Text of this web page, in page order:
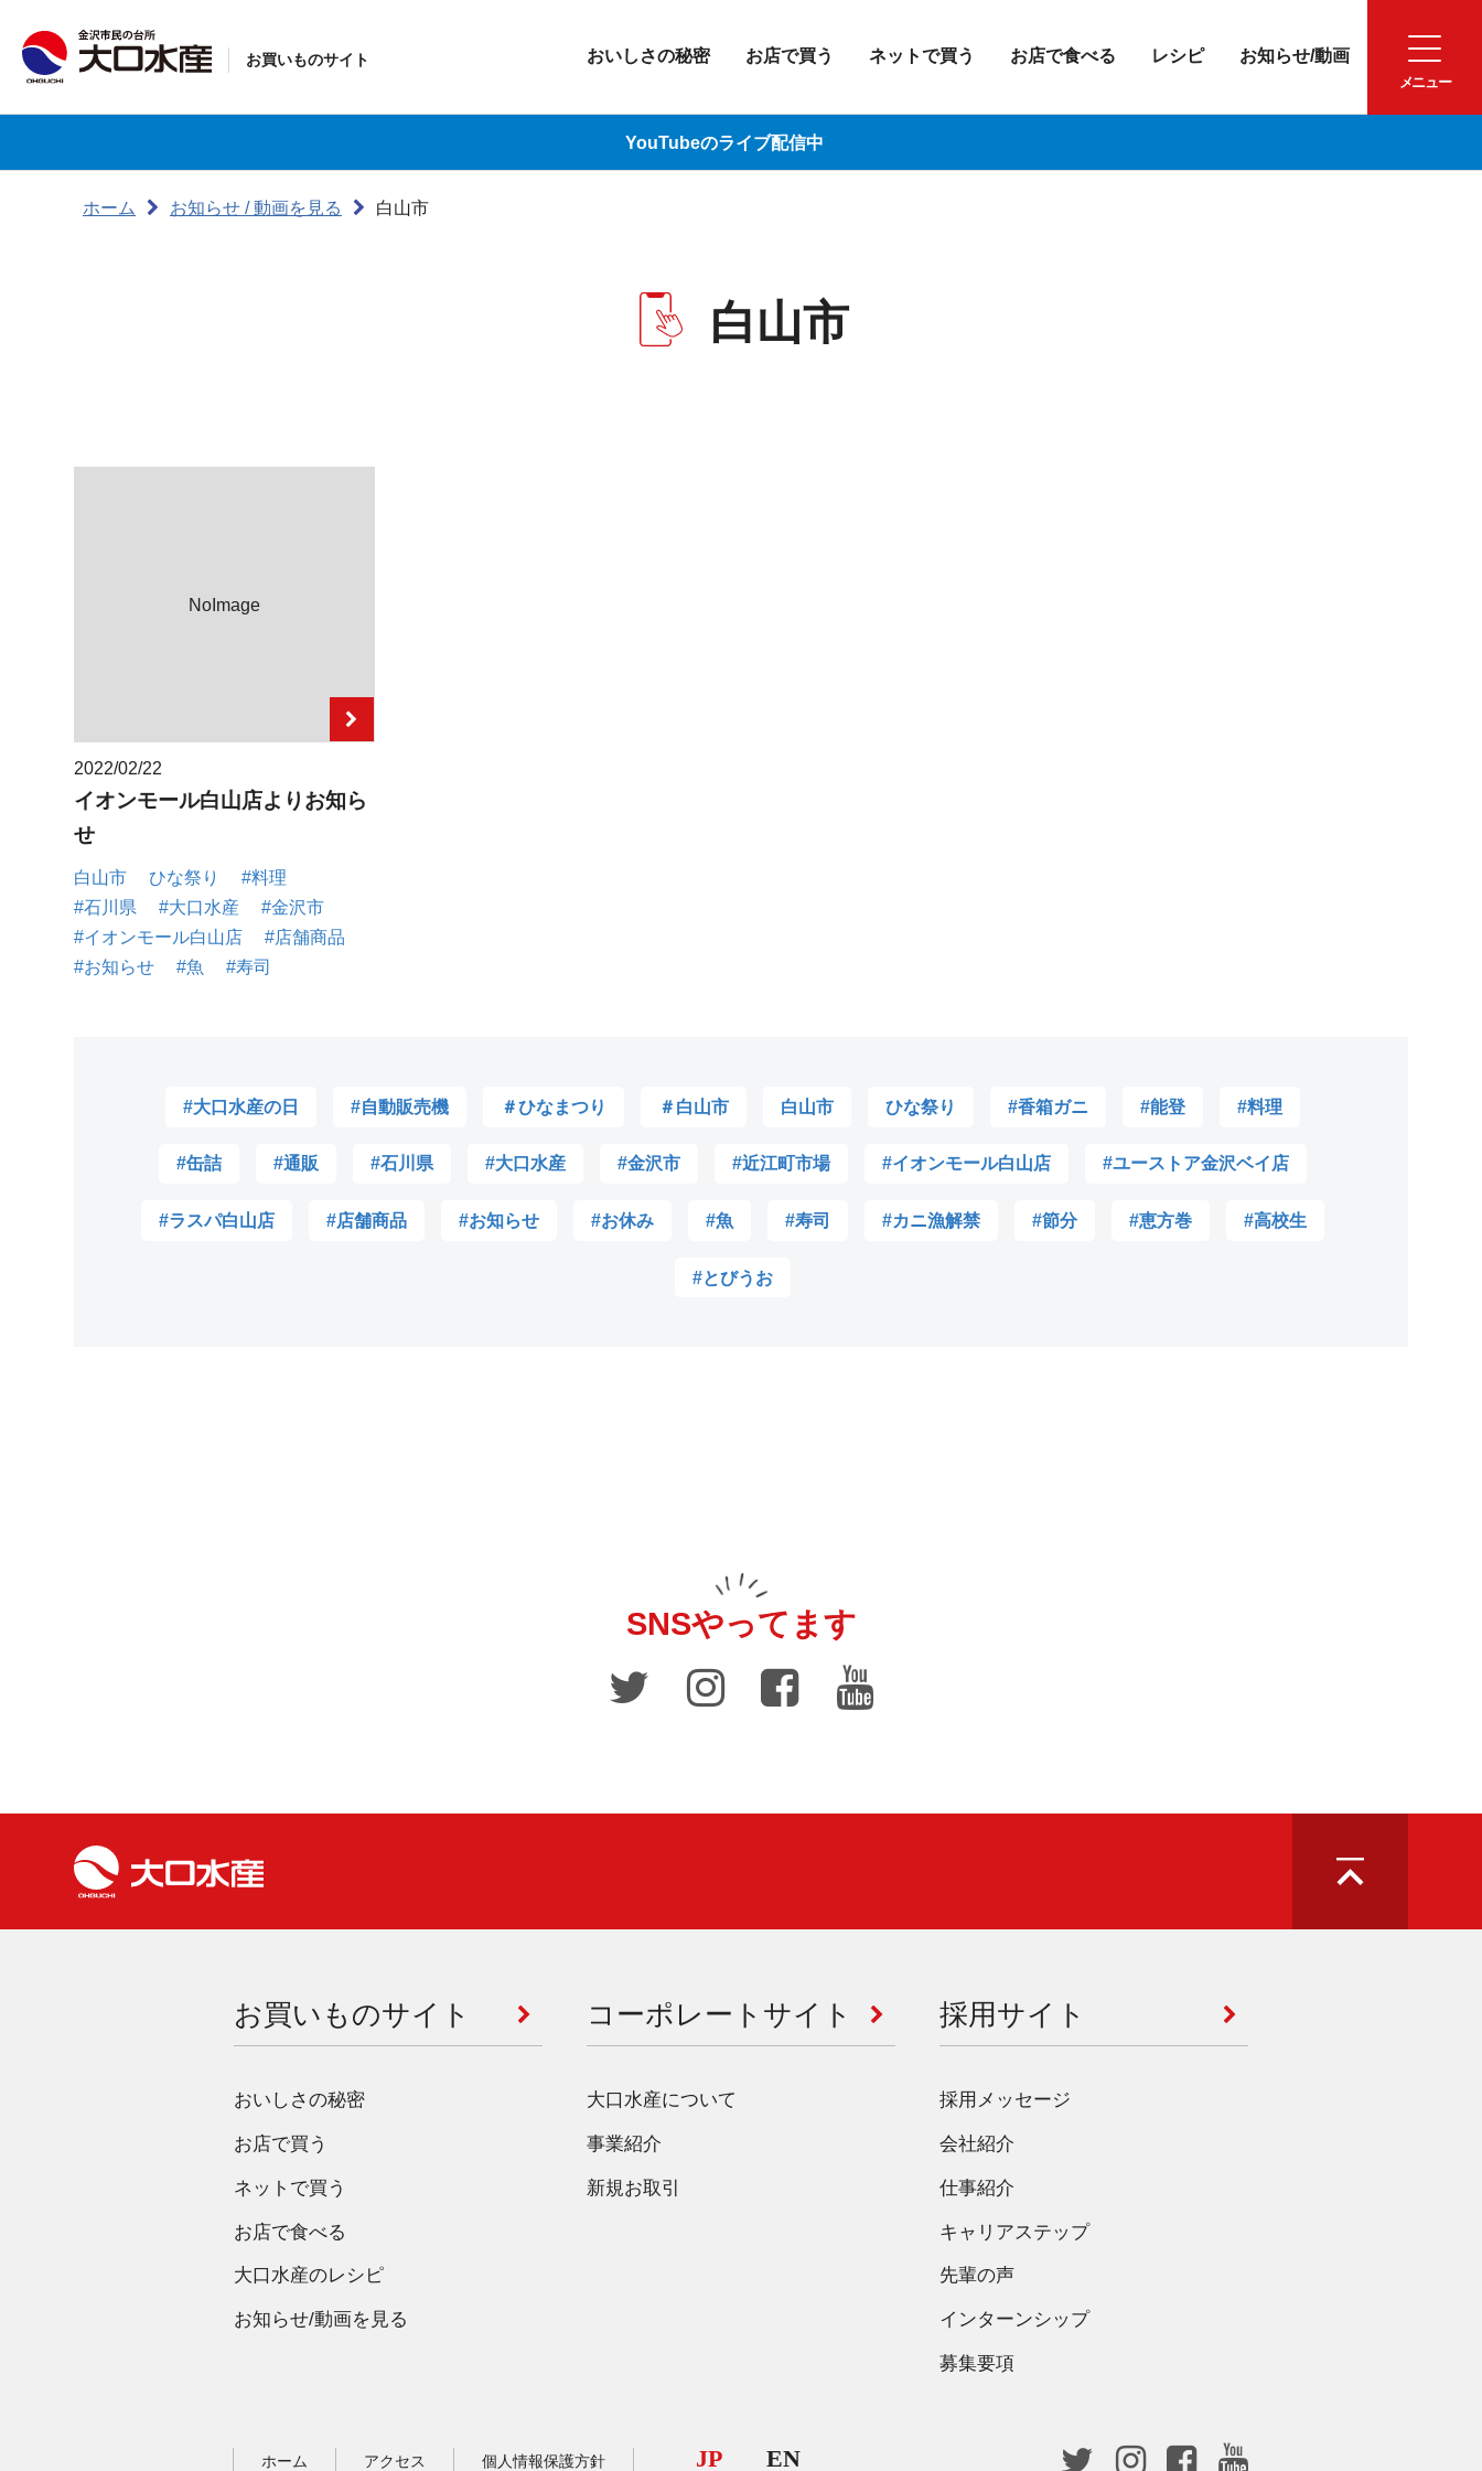
お買いものサイト おいしさの秘密 お店で買う ネットで買う お店で食べる レシピ お知らせ/動画
YouTubeのライブ配信中
ホーム お知らせ / 動画を見る 白山市
白山市
NoImage
2022/02/22
イオンモール白山店よりお知ら
せ
白山市 ひな祭り
#料理
#石川県
#大口水産
#金沢市
#イオンモール白山店
#店舗商品
#お知らせ
#魚 #寿司
#大口水産の日 #自動販売機 ＃ひなまつり ＃白山市 白山市 ひな祭り #香箱ガニ #能登 #料理
#缶詰 #通販 #石川県 #大口水産 #金沢市 #近江町市場 #イオンモール白山店 #ユーストア金沢ベイ店
#ラスパ白山店 #店舗商品 #お知らせ #お休み #魚 #寿司 #カニ漁解禁 #節分 #恵方巻 #高校生
#とびうお
SNSやってます
お買いものサイト
おいしさの秘密
お店で買う
ネットで買う
お店で食べる
大口水産のレシピ
お知らせ/動画を見る
コーポレートサイト
大口水産について
事業紹介
新規お取引
採用サイト
採用メッセージ
会社紹介
仕事紹介
キャリアステップ
先輩の声
インターンシップ
募集要項
ホーム アクセス 個人情報保護方針 JP EN